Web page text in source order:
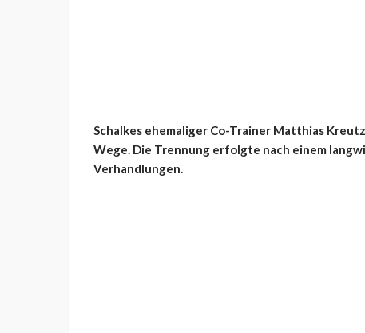
Schalkes ehemaliger Co-Trainer Matthias
Wege. Die Trennung erfolgte nach einem
Verhandlungen.